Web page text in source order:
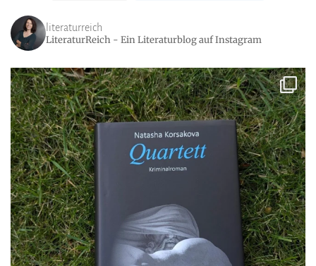
literaturreich
LiteraturReich - Ein Literaturblog auf Instagram